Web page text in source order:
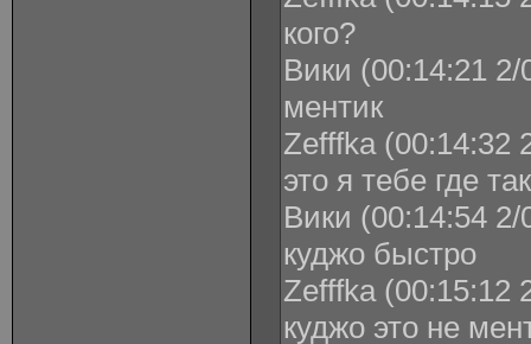
кого?
Вики (00:14:21 2/
ментик
Zefffka (00:14:32
это я тебе где
Вики (00:14:54 2/
куджо быстро
Zefffka (00:15:12
куджо это не